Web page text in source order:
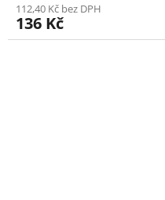
112,40 Kč bez DPH
136 Kč